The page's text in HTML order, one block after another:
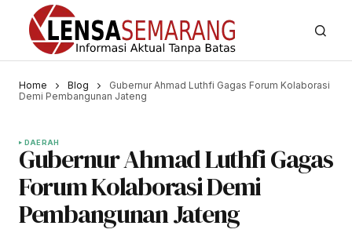
Home Blog
Gubernur Ahmad Luthfi Gagas Forum Kolaborasi
Demi Pembangunan Jateng
DAERAH
Gubernur Ahmad Luthfi Gagas
Forum Kolaborasi Demi
Pembangunan Jateng